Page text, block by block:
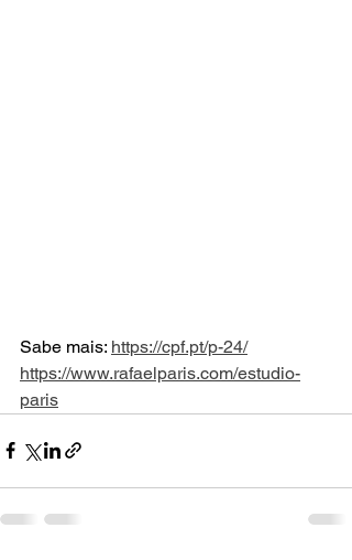
Sabe mais: https://cpf.pt/p-24/
https://www.rafaelparis.com/estudio-
paris